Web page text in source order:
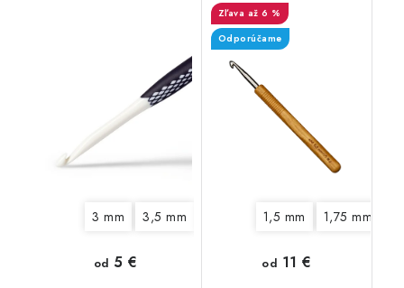
3 mm 3,5 mm 5 mm 6 mm 7 mm
od 5 €
až 6 %
Odporúčame
1,5 mm 1,75 mm
od 11 €